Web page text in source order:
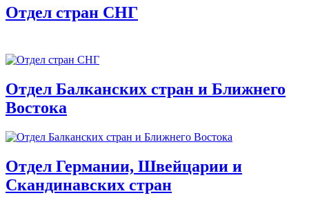
Отдел стран СНГ
Отдел Балканских стран и Ближнего
Востока
Отдел Германии, Швейцарии и
Скандинавских стран